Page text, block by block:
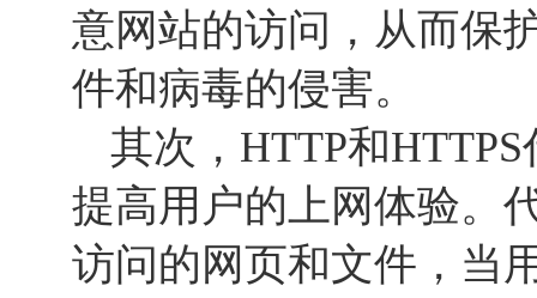
意网站的访问，从而保
件和病毒的侵害。
其次，HTTP和
提高用户的上网体验。
访问的网页和文件，当